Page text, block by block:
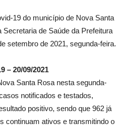
19 do município de Nova Santa
de Saúde da Prefeitura
setembro de 2021, segunda-feira.
– 20/09/2021
Santa Rosa nesta segunda-
notificados e testados,
positivo, sendo que 962 já
continuam ativos e transmitindo o